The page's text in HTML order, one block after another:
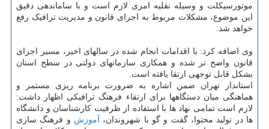
موتورسیکلت و وسیله نقلیه امری لازم است و با ساماندهی دقیق
این موضوع، مشکلات مربوط به اجرای قانون و مدیریت ترافیک رفع
خواهد شد.
وی اضافه کرد: با اقدامات انجام شده در سالهای اخیر، مسیر اجرای
قانون واضح تر شده و همکاری سازمانهای دولتی در سطح استان
بشکل قابل توجهی ارتقا یافته است.
استاندار تهران ضمن اشاره به ضرورت برنامه ریزی مستمر و
هماهنگی میان دستگاهها برای ارتقاء فرهنگ ترافیکی اظهار داشت:
لازم است تمامی نهاد ها با استفاده از ظرفیت کارشناسان و دانشگاه
ها در تولید محتوا، گفت و گو با شهروندان، آموزش و فرهنگ سازی